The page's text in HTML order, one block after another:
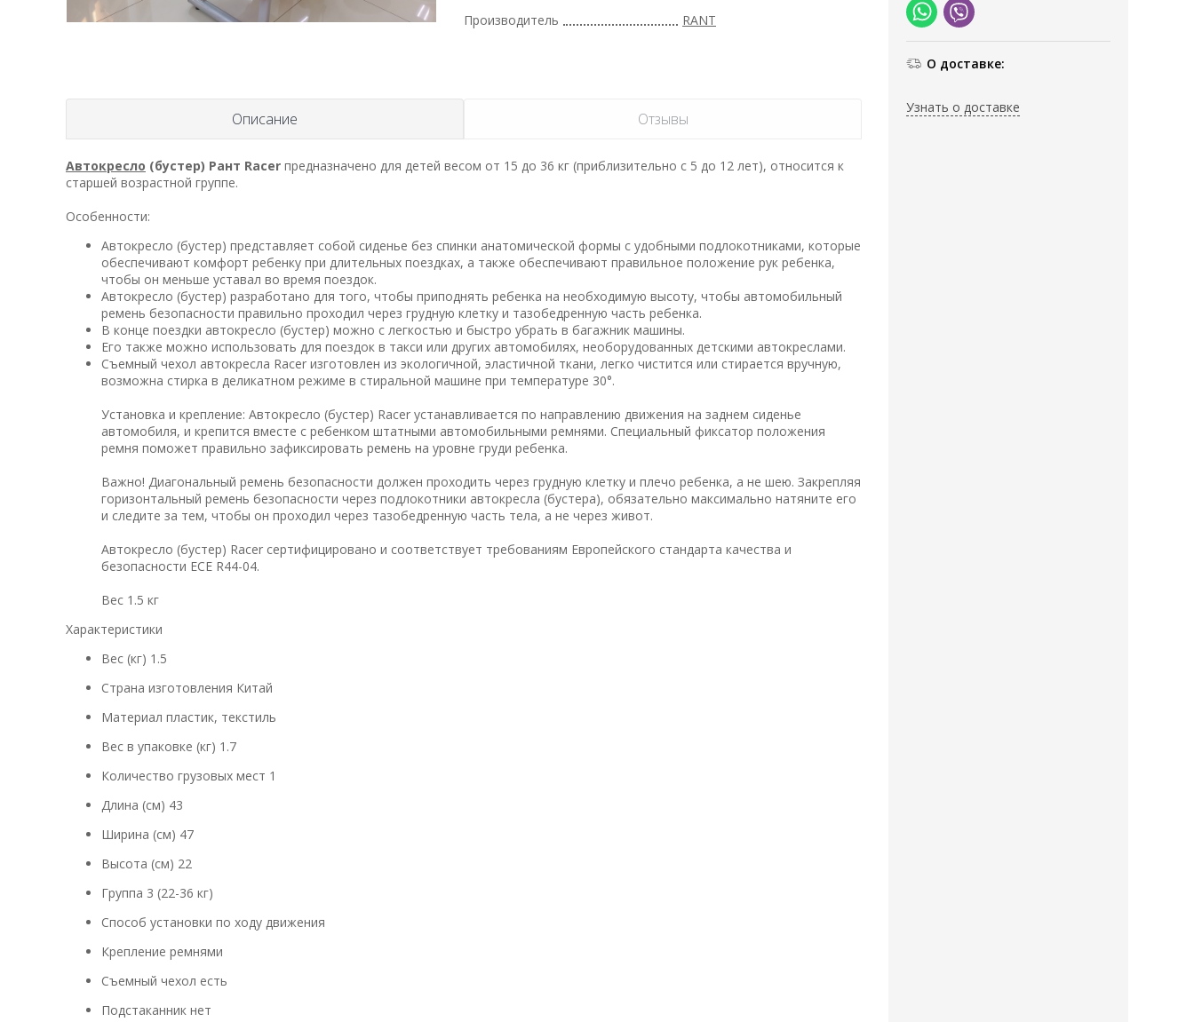
О доставке:
Узнать о доставке
Производитель RANT
Описание Отзывы
Автокресло (бустер) Рант Racer предназначено для детей весом от 15 до 36 кг (приблизительно с 5 до 12 лет), относится к
старшей возрастной группе.
Особенности:
Автокресло (бустер) представляет собой сиденье без спинки анатомической формы с удобными подлокотниками, которые
обеспечивают комфорт ребенку при длительных поездках, а также обеспечивают правильное положение рук ребенка,
чтобы он меньше уставал во время поездок.
Автокресло (бустер) разработано для того, чтобы приподнять ребенка на необходимую высоту, чтобы автомобильный
ремень безопасности правильно проходил через грудную клетку и тазобедренную часть ребенка.
В конце поездки автокресло (бустер) можно с легкостью и быстро убрать в багажник машины.
Его также можно использовать для поездок в такси или других автомобилях, необорудованных детскими автокреслами.
Съемный чехол автокресла Racer изготовлен из экологичной, эластичной ткани, легко чистится или стирается вручную,
возможна стирка в деликатном режиме в стиральной машине при температуре 30°.
Установка и крепление: Автокресло (бустер) Racer устанавливается по направлению движения на заднем сиденье
автомобиля, и крепится вместе с ребенком штатными автомобильными ремнями. Специальный фиксатор положения
ремня поможет правильно зафиксировать ремень на уровне груди ребенка.
Важно! Диагональный ремень безопасности должен проходить через грудную клетку и плечо ребенка, а не шею. Закрепляя
горизонтальный ремень безопасности через подлокотники автокресла (бустера), обязательно максимально натяните его
и следите за тем, чтобы он проходил через тазобедренную часть тела, а не через живот.
Автокресло (бустер) Racer сертифицировано и соответствует требованиям Европейского стандарта качества и
безопасности ECE R44-04.
Вес 1.5 кг
Характеристики
Вес (кг) 1.5
Страна изготовления Китай
Материал пластик, текстиль
Вес в упаковке (кг) 1.7
Количество грузовых мест 1
Длина (см) 43
Ширина (см) 47
Высота (см) 22
Группа 3 (22-36 кг)
Способ установки по ходу движения
Крепление ремнями
Съемный чехол есть
Подстаканник нет